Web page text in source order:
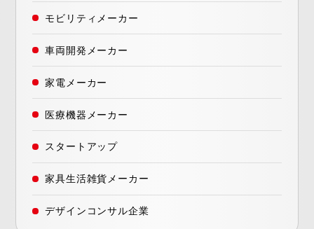
モビリティメーカー
車両開発メーカー
家電メーカー
医療機器メーカー
スタートアップ
家具生活雑貨メーカー
デザインコンサル企業